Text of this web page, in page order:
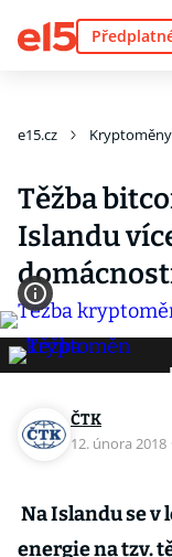
e15.cz Kryptoměny
Těžba
Islandu
ČTK
12. února 2018
Na Islandu se v
energie na tzv.